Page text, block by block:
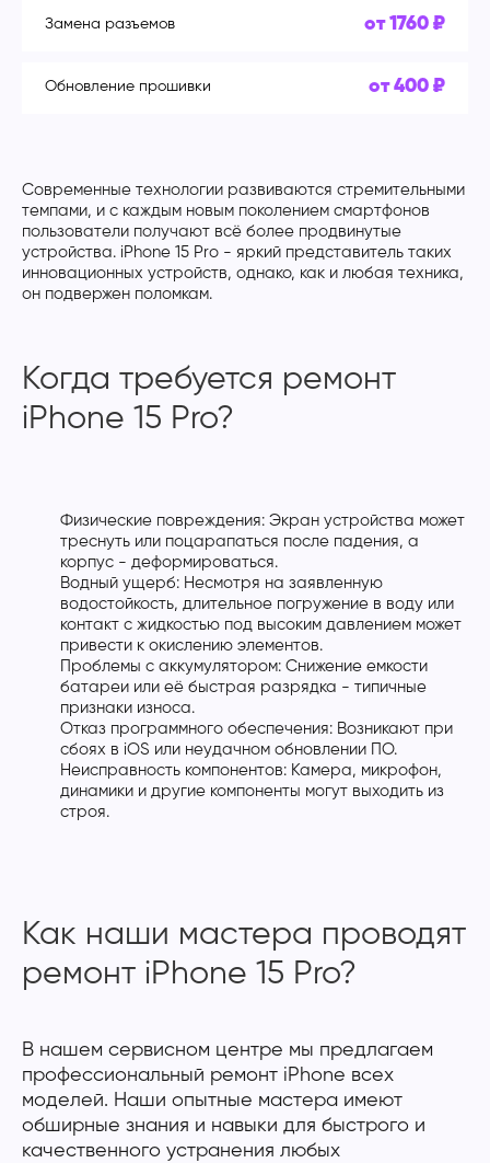
Замена разъемов от 1760 ₽
Обновление прошивки от 400 ₽
Современные технологии развиваются стремительными
темпами, и с каждым новым поколением смартфонов
пользователи получают всё более продвинутые
устройства. iPhone 15 Pro - яркий представитель таких
инновационных устройств, однако, как и любая техника,
он подвержен поломкам.
Когда требуется ремонт
iPhone 15 Pro?
Физические повреждения: Экран устройства может
треснуть или поцарапаться после падения, а
корпус - деформироваться.
Водный ущерб: Несмотря на заявленную
водостойкость, длительное погружение в воду или
контакт с жидкостью под высоким давлением может
привести к окислению элементов.
Проблемы с аккумулятором: Снижение емкости
батареи или её быстрая разрядка - типичные
признаки износа.
Отказ программного обеспечения: Возникают при
сбоях в iOS или неудачном обновлении ПО.
Неисправность компонентов: Камера, микрофон,
динамики и другие компоненты могут выходить из
строя.
Как наши мастера проводят
ремонт iPhone 15 Pro?
В нашем сервисном центре мы предлагаем
профессиональный ремонт iPhone всех
моделей. Наши опытные мастера имеют
обширные знания и навыки для быстрого и
качественного устранения любых